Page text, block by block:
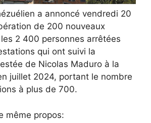
a annoncé vendredi 20
de 200 nouveaux
2 400 personnes arrêtées
qui ont suivi la
de Nicolas Maduro à la
juillet 2024, portant le nombre
à plus de 700.
même propos: